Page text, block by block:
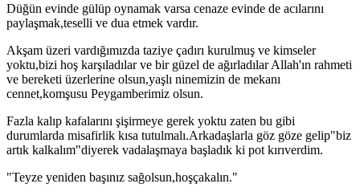
Düğün evinde gülüp oynamak varsa cenaze evinde de acılarını
paylaşmak,teselli ve dua etmek vardır.
Akşam üzeri vardığımızda taziye çadırı kurulmuş ve kimseler
yoktu,bizi hoş karşıladılar ve bir güzel de ağırladılar Allah'ın rahmeti
ve bereketi üzerlerine olsun,yaşlı ninemizin de mekanı
cennet,komşusu Peygamberimiz olsun.
Fazla kalıp kafalarını şişirmeye gerek yoktu zaten bu gibi
durumlarda misafirlik kısa tutulmalı.Arkadaşlarla göz göze gelip"biz
artık kalkalım"diyerek vadalaşmaya başladık ki pot kırıverdim.
"Teyze yeniden başınız sağolsun,hoşçakalın."